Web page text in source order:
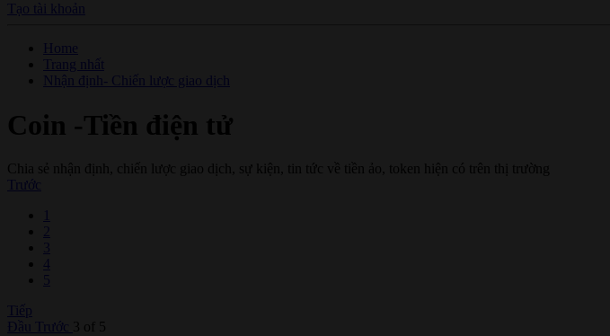
Tạo tài khoản
Home
Trang nhất
Nhận định- Chiến lược giao dịch
Coin -Tiền điện tử
Chia sẻ nhận định, chiến lược giao dịch, sự kiện, tin tức về tiền ảo, token hiện có trên thị trường
Trước
3
4
5
Tiếp
Đầu
Trước 3 of 5